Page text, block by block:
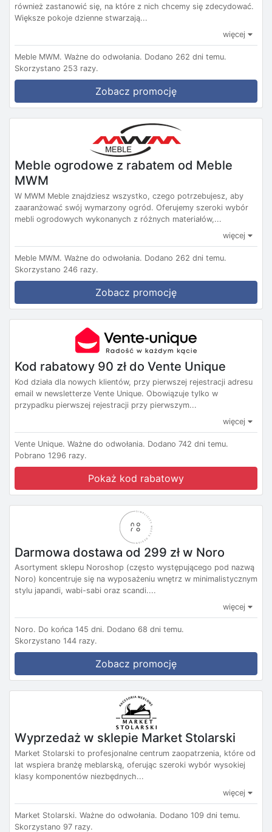
również zastanowić się, na które z nich chcemy się zdecydować.
Większe pokoje dzienne stwarzają...
więcej
Meble MWM. Ważne do odwołania. Dodano 262 dni temu.
Skorzystano 253 razy.
Zobacz promocję
Meble ogrodowe z rabatem od Meble
MWM
W MWM Meble znajdziesz wszystko, czego potrzebujesz, aby
zaaranżować swój wymarzony ogród. Oferujemy szeroki wybór
mebli ogrodowych wykonanych z różnych materiałów,...
więcej
Meble MWM. Ważne do odwołania. Dodano 262 dni temu.
Skorzystano 246 razy.
Zobacz promocję
Kod rabatowy 90 zł do Vente Unique
Kod działa dla nowych klientów, przy pierwszej rejestracji adresu
email w newsletterze Vente Unique. Obowiązuje tylko w
przypadku pierwszej rejestracji przy pierwszym...
więcej
Vente Unique. Ważne do odwołania. Dodano 742 dni temu.
Pobrano 1296 razy.
Pokaż kod rabatowy
Darmowa dostawa od 299 zł w Noro
Asortyment sklepu Noroshop (często występującego pod nazwą
Noro) koncentruje się na wyposażeniu wnętrz w minimalistycznym
stylu japandi, wabi-sabi oraz scandi....
więcej
Noro. Do końca 145 dni. Dodano 68 dni temu.
Skorzystano 144 razy.
Zobacz promocję
Wyprzedaż w sklepie Market Stolarski
Market Stolarski to profesjonalne centrum zaopatrzenia, które od
lat wspiera branżę meblarską, oferując szeroki wybór wysokiej
klasy komponentów niezbędnych...
więcej
Market Stolarski. Ważne do odwołania. Dodano 109 dni temu.
Skorzystano 97 razy.